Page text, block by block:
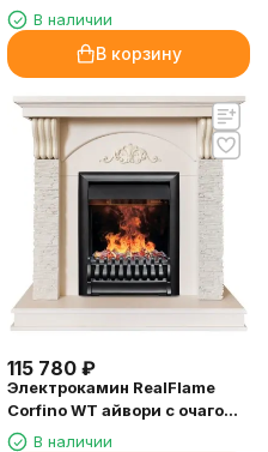
OreganВ наличии
В корзину
115 780 ₽
Электрокамин RealFlame
Corfino WT айвори с очагом
3D Oregan
В наличии